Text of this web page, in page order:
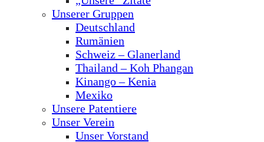
Unserer Gruppen
Deutschland
Rumänien
Schweiz – Glanerland
Thailand – Koh Phangan
Kinango – Kenia
Mexiko
Unsere Patentiere
Unser Verein
Unser Vorstand